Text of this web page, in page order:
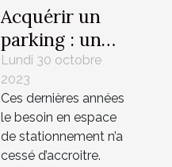
Acquérir un
parking : un
investissement
rentable ?
Lundi 30 octobre
2023
Ces dernières années
le besoin en espace
de stationnement n’a
cessé d’accroitre.